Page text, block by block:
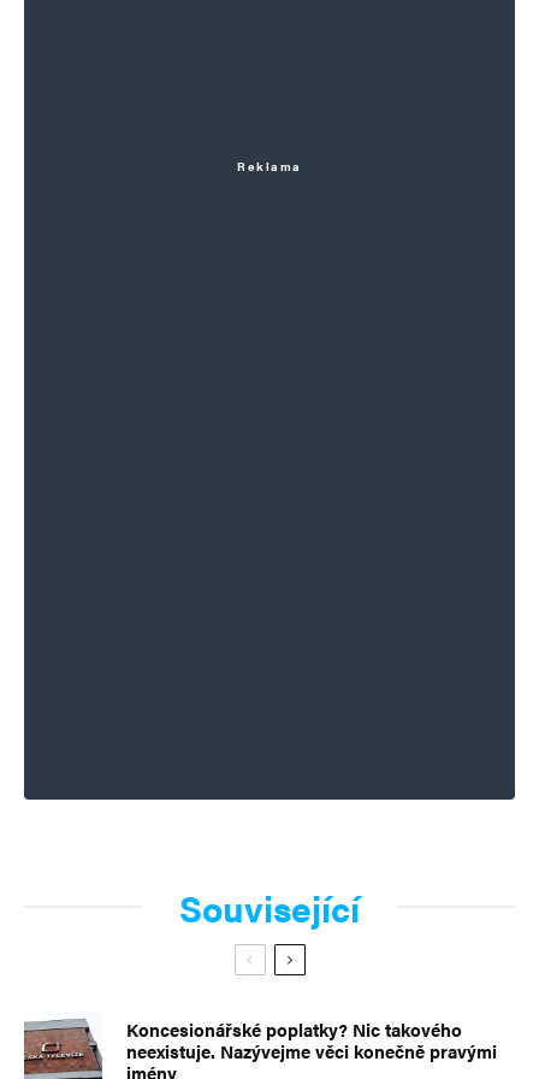
Reklama
Související
Koncesionářské poplatky? Nic takového
neexistuje. Nazývejme věci konečně pravými
jmény